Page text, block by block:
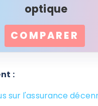
optique
COMPARER
:
sur l'assurance